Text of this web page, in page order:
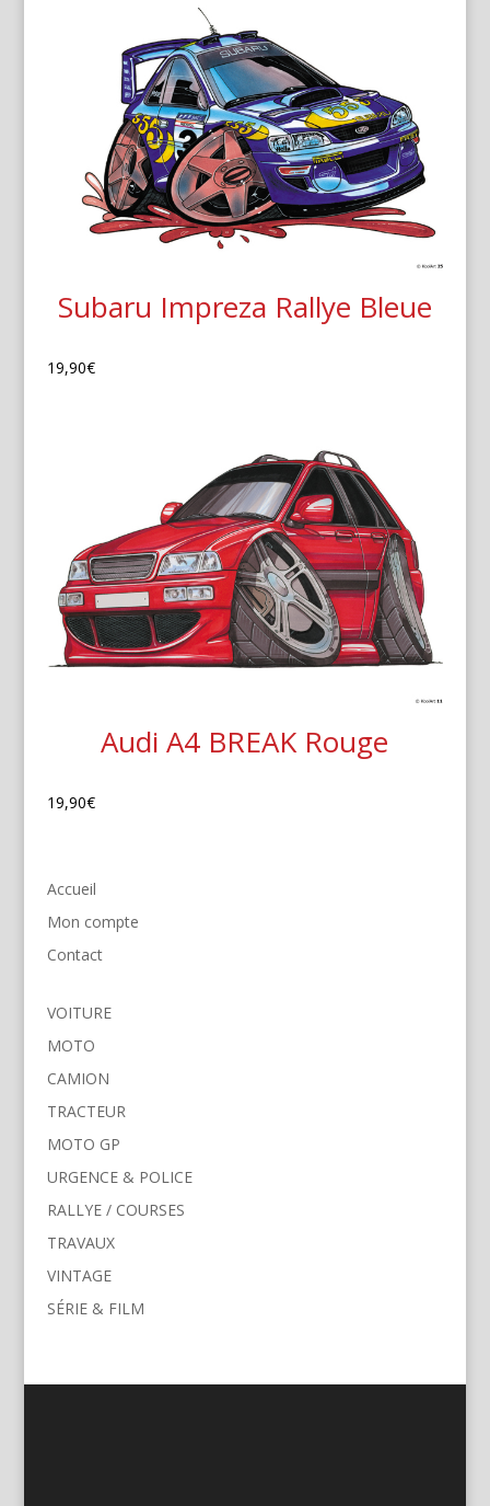
Subaru Impreza Rallye Bleue
19,90€
Audi A4 BREAK Rouge
19,90€
Accueil
Mon compte
Contact
VOITURE
MOTO
CAMION
TRACTEUR
MOTO GP
URGENCE & POLICE
RALLYE / COURSES
TRAVAUX
VINTAGE
SÉRIE & FILM